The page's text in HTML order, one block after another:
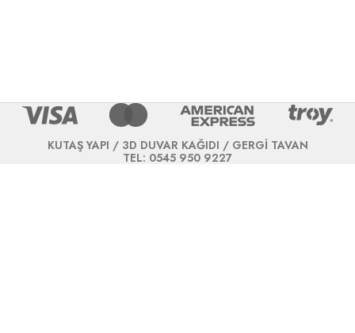
KUTAŞ YAPI / 3D DUVAR KAĞIDI / GERGİ TAVAN
TEL: 0545 950 9227